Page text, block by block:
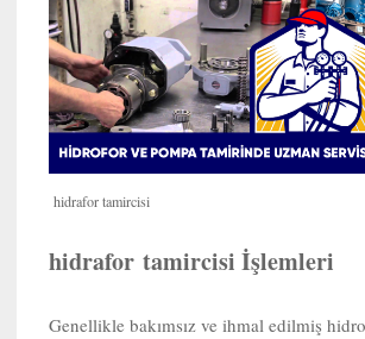
hidrafor tamircisi
hidrafor tamircisi İşlemleri
Genellikle bakımsız ve ihmal edilmiş